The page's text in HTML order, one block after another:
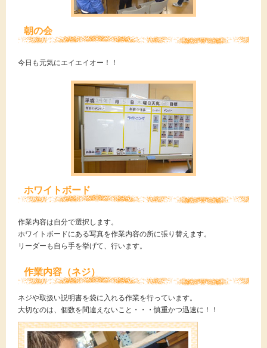
朝の会
今日も元気にエイエイオー！！
ホワイトボード
作業内容は自分で選択します。
ホワイトボードにある写真を作業内容の所に張り替えます。
リーダーも自ら手を挙げて、行います。
作業内容（ネジ）
ネジや取扱い説明書を袋に入れる作業を行っています。
大切なのは、個数を間違えないこと・・・慎重かつ迅速に！！